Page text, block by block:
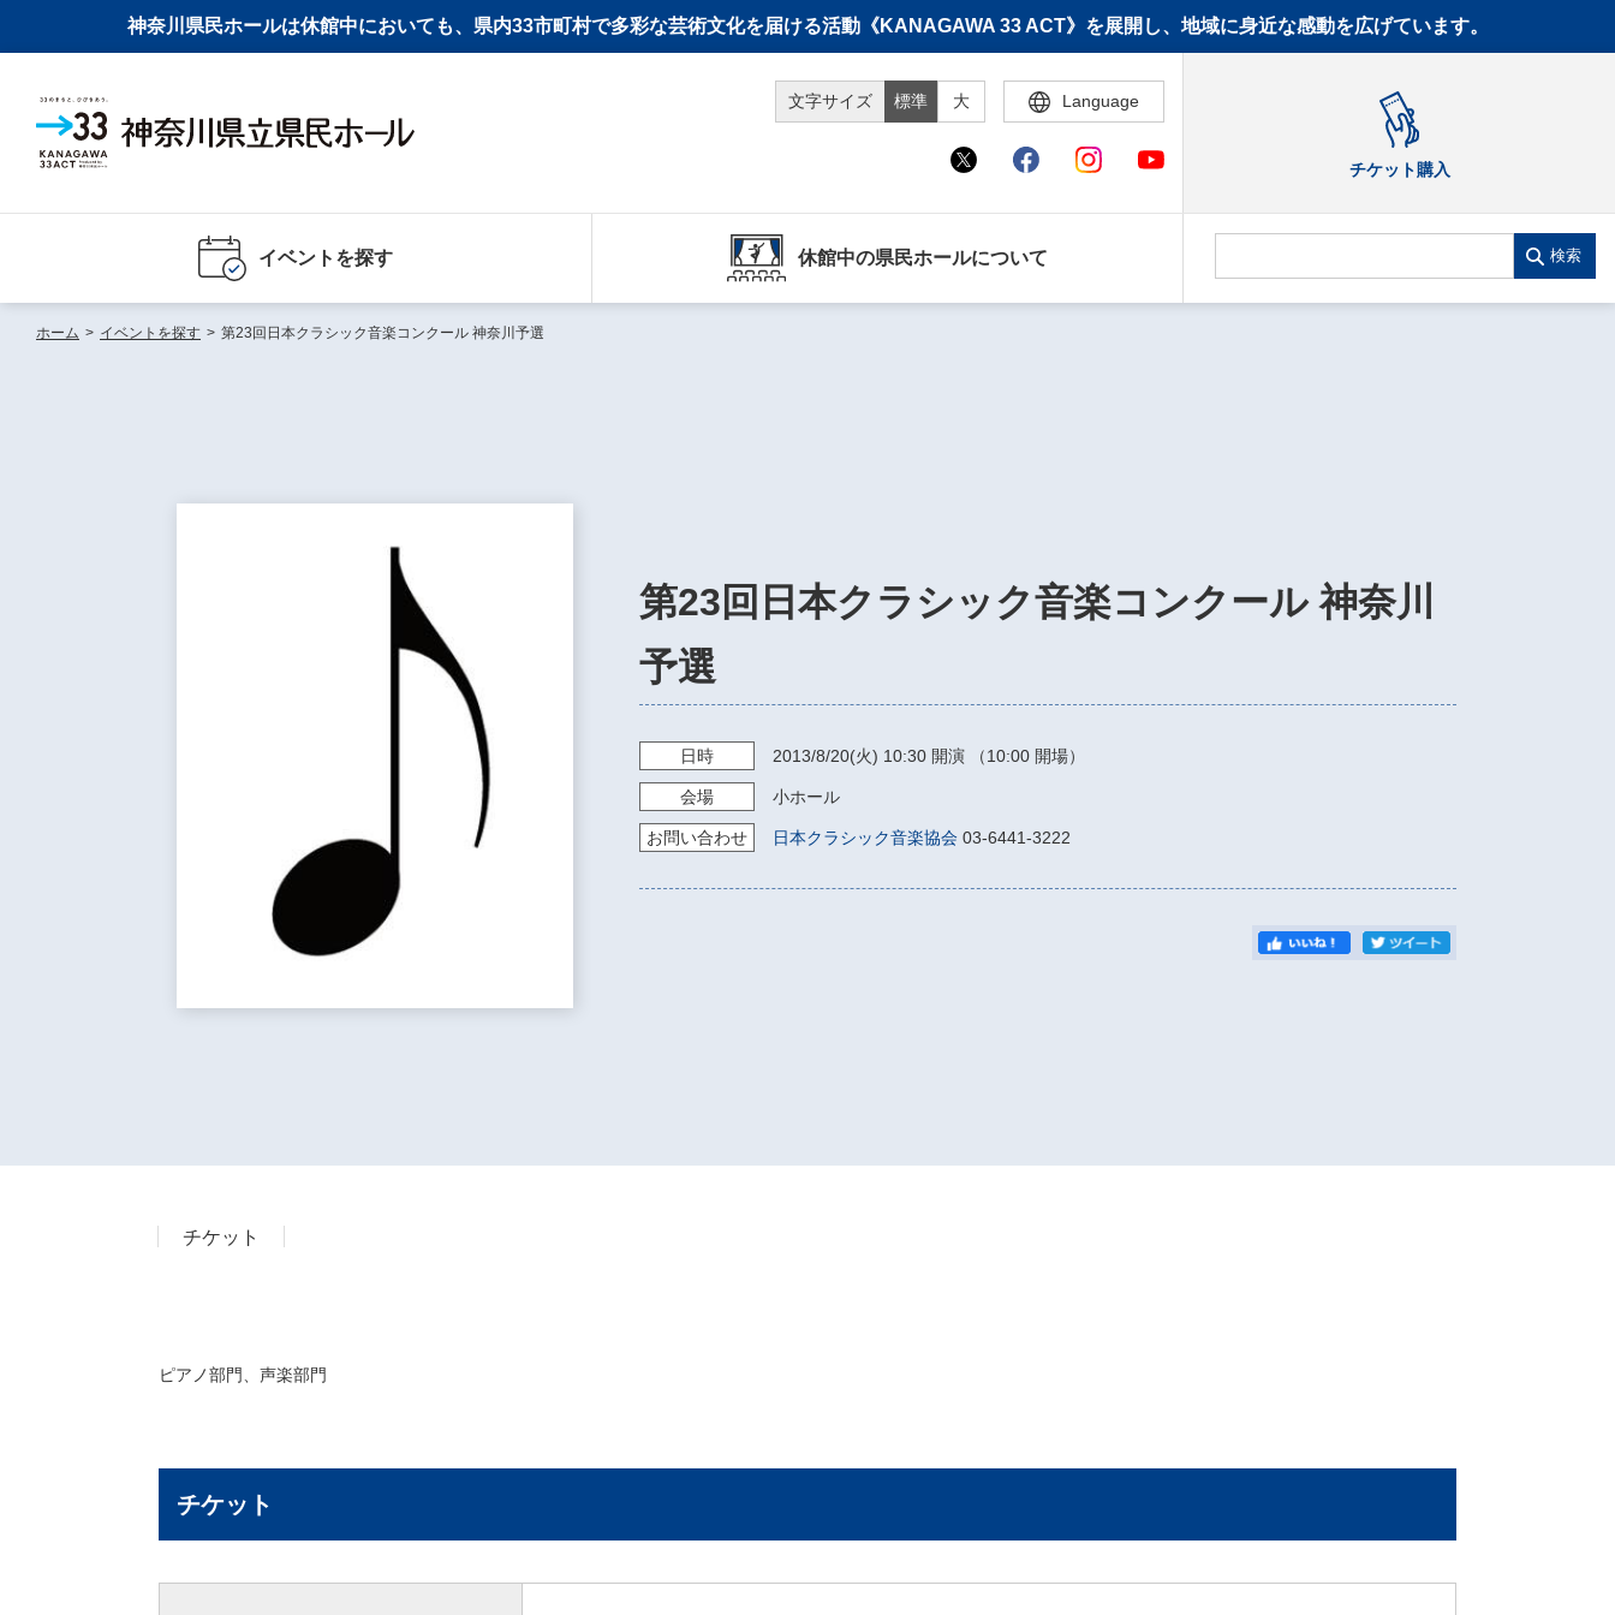
神奈川県民ホールは休館中においても、県内33市町村で多彩な芸術文化を届ける活動《KANAGAWA 33 ACT》を展開し、地域に身近な感動を広げています。
文字サイズ 標準 大 Language
チケット購入
イベントを探す 休館中の県民ホールについて 検索
ホーム > イベントを探す > 第23回日本クラシック音楽コンクール 神奈川予選
第23回日本クラシック音楽コンクール 神奈川
予選
日時 2013/8/20(火) 10:30 開演 （10:00 開場）
会場 小ホール
お問い合わせ 日本クラシック音楽協会 03-6441-3222
チケット
ピアノ部門、声楽部門
チケット